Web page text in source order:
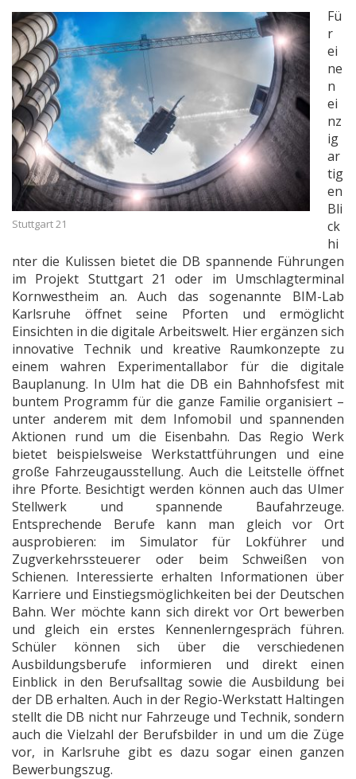
Stuttgart 21
Fü
r
ei
ne
n
ei
nz
ig
ar
tig
en
Bli
ck
hi
nter die Kulissen bietet die DB spannende Führungen
im Projekt Stuttgart 21 oder im Umschlagterminal
Kornwestheim an. Auch das sogenannte BIM-Lab
Karlsruhe öffnet seine Pforten und ermöglicht
Einsichten in die digitale Arbeitswelt. Hier ergänzen sich
innovative Technik und kreative Raumkonzepte zu
einem wahren Experimentallabor für die digitale
Bauplanung. In Ulm hat die DB ein Bahnhofsfest mit
buntem Programm für die ganze Familie organisiert –
unter anderem mit dem Infomobil und spannenden
Aktionen rund um die Eisenbahn. Das Regio Werk
bietet beispielsweise Werkstattführungen und eine
große Fahrzeugausstellung. Auch die Leitstelle öffnet
ihre Pforte. Besichtigt werden können auch das Ulmer
Stellwerk und spannende Baufahrzeuge.
Entsprechende Berufe kann man gleich vor Ort
ausprobieren: im Simulator für Lokführer und
Zugverkehrssteuerer oder beim Schweißen von
Schienen. Interessierte erhalten Informationen über
Karriere und Einstiegsmöglichkeiten bei der Deutschen
Bahn. Wer möchte kann sich direkt vor Ort bewerben
und gleich ein erstes Kennenlerngespräch führen.
Schüler können sich über die verschiedenen
Ausbildungsberufe informieren und direkt einen
Einblick in den Berufsalltag sowie die Ausbildung bei
der DB erhalten. Auch in der Regio-Werkstatt Haltingen
stellt die DB nicht nur Fahrzeuge und Technik, sondern
auch die Vielzahl der Berufsbilder in und um die Züge
vor, in Karlsruhe gibt es dazu sogar einen ganzen
Bewerbungszug.